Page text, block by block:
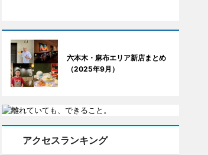
六本木・麻布エリア新店まとめ
（2025年9月）
アクセスランキング